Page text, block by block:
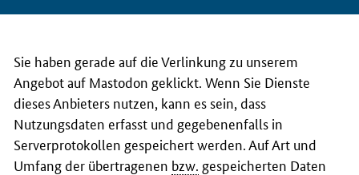
Sie haben gerade auf die Verlinkung zu unserem
Angebot auf Mastodon geklickt. Wenn Sie Dienste
dieses Anbieters nutzen, kann es sein, dass
Nutzungsdaten erfasst und gegebenenfalls in
Serverprotokollen gespeichert werden. Auf Art und
Umfang der übertragenen bzw. gespeicherten Daten